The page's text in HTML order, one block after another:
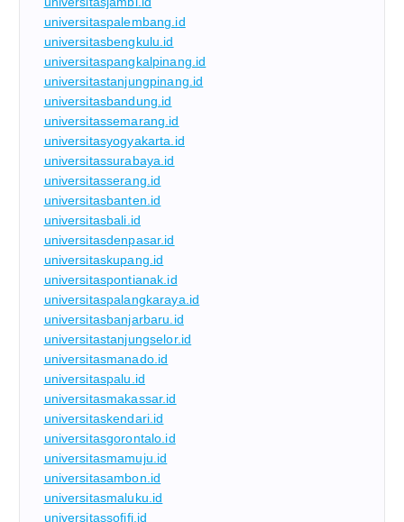
universitaspalembang.id
universitasbengkulu.id
universitaspangkalpinang.id
universitastanjungpinang.id
universitasbandung.id
universitassemarang.id
universitasyogyakarta.id
universitassurabaya.id
universitasserang.id
universitasbanten.id
universitasbali.id
universitasdenpasar.id
universitaskupang.id
universitaspontianak.id
universitaspalangkaraya.id
universitasbanjarbaru.id
universitastanjungselor.id
universitasmanado.id
universitaspalu.id
universitasmakassar.id
universitaskendari.id
universitasgorontalo.id
universitasmamuju.id
universitasambon.id
universitasmaluku.id
universitassofifi.id